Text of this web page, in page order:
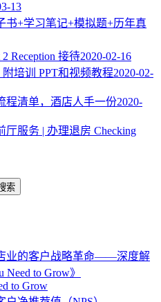
13
书+学习笔记+模拟题+历年真
Reception 接待2020-02-16
培训 PPT和视频教程2020-02-
程清单，酒店人手一份2020-
服务 | 办理退房 Checking
索
业的客户战略革命——深度解
Need to Grow》
to Grow